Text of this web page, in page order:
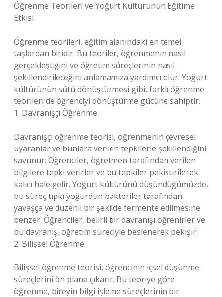
Öğrenme Teorileri ve Yoğurt Kültürünün Eğitime
Etkisi
Öğrenme teorileri, eğitim alanındaki en temel
taşlardan biridir. Bu teoriler, öğrenmenin nasıl
gerçekleştiğini ve öğretim süreçlerinin nasıl
şekillendirileceğini anlamamıza yardımcı olur. Yoğurt
kültürünün sütü dönüştürmesi gibi, farklı öğrenme
teorileri de öğrenciyi dönüştürme gücüne sahiptir.
1. Davranışçı Öğrenme
Davranışçı öğrenme teorisi, öğrenmenin çevresel
uyaranlar ve bunlara verilen tepkilerle şekillendiğini
savunur. Öğrenciler, öğretmen tarafından verilen
bilgilere tepki verirler ve bu tepkiler pekiştirilerek
kalıcı hale gelir. Yoğurt kültürünü düşündüğümüzde,
bu süreç tıpkı yoğurdun bakteriler tarafından
yavaşça ve düzenli bir şekilde fermente edilmesine
benzer. Öğrenciler, belirli bir davranışı öğrenirler ve
bu davranış, öğretim süreciyle beslenerek pekişir.
2. Bilişsel Öğrenme
Bilişsel öğrenme teorisi, öğrencinin içsel düşünme
süreçlerini ön plana çıkarır. Bu teoriye göre
öğrenme, bireyin bilgi işleme süreçlerinin bir